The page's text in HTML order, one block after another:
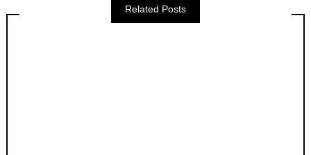
Related Posts